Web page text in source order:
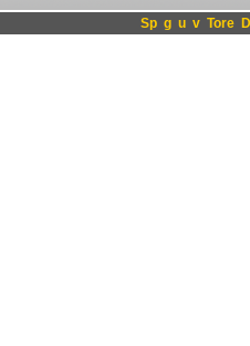
Sp g u v Tore